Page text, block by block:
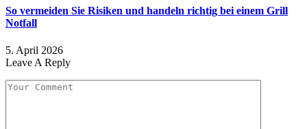
So vermeiden Sie Risiken und handeln richtig bei einem Grill
Notfall
5. April 2026
Leave A Reply